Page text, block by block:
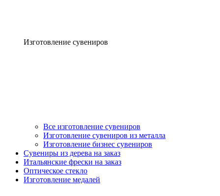
Изготовление сувениров
Все изготовление сувениров
Изготовление сувениров из металла
Изготовление бизнес сувениров
Сувениры из дерева на заказ
Итальянские фрески на заказ
Оптическое стекло
Изготовление медалей